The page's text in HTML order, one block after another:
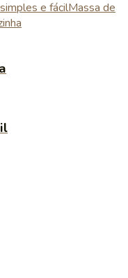
e fácilMassa de